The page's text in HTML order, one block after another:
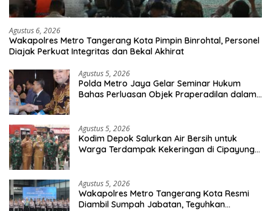
Agustus 6, 2026
Wakapolres Metro Tangerang Kota Pimpin Binrohtal, Personel
Diajak Perkuat Integritas dan Bekal Akhirat
Agustus 5, 2026
Polda Metro Jaya Gelar Seminar Hukum
Bahas Perluasan Objek Praperadilan dalam
Agustus 5, 2026
Kodim Depok Salurkan Air Bersih untuk
Warga Terdampak Kekeringan di Cipayung
Agustus 5, 2026
Wakapolres Metro Tangerang Kota Resmi
Diambil Sumpah Jabatan, Teguhkan